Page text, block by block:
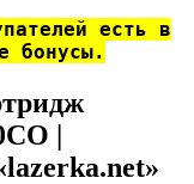
есть в
бонусы.
|